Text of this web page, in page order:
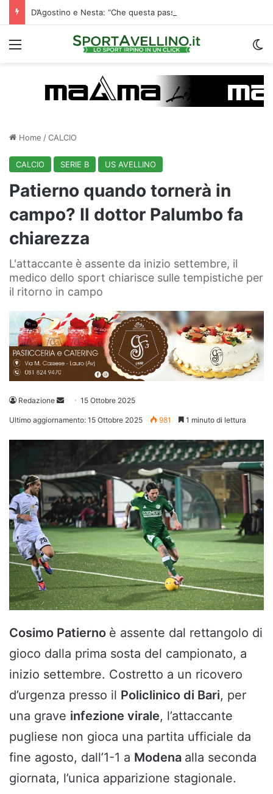
Menu
Home /CALCIO
CALCIO SERIE B US AVELLINO
Patierno quando tornerà in
campo? Il dottor Palumbo fa
chiarezza
L'attaccante è assente da inizio settembre, il
medico dello sport chiarisce sulle tempistiche per
il ritorno in campo
Redazione
Invia 15 Ottobre 2025
Ultimo aggiornamento: 15 Ottobre 2025 981 1 minuto di lettura
Cosimo Patierno è assente dal rettangolo di
gioco dalla prima sosta del campionato, a
inizio settembre. Costretto a un ricovero
d’urgenza presso il Policlinico di Bari, per
una grave infezione virale, l’attaccante
pugliese non gioca una partita ufficiale da
fine agosto, dall’1-1 a Modena alla seconda
giornata, l’unica apparizione stagionale.